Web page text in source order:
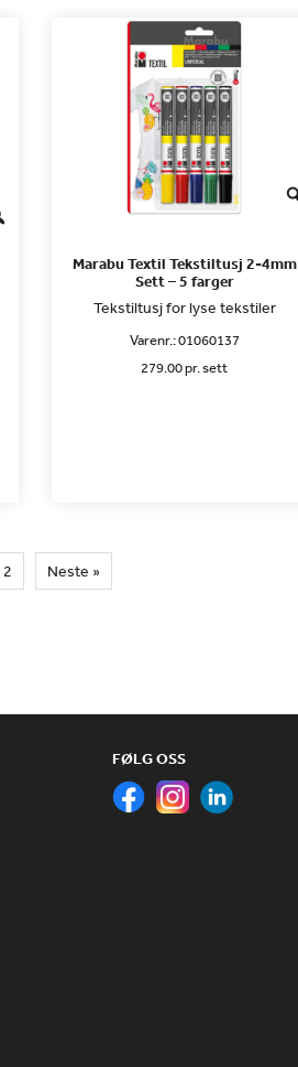
Marabu Textil Tekstiltusj 2-4mm
Sett – 5 farger
Tekstiltusj for lyse tekstiler
Varenr.:01060137
279.00 pr. sett
2 Neste »
FØLG OSS